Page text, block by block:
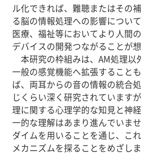
ル化できれば、難聴またはその
る脳の情報処理への影響につい
医療、福祉等においてより人間
デバイスの開発つながることが想
本研究の枠組みは、AM処理以
一般の感覚機能へ拡張すること
ば、両耳からの音の情報の統合
じくらい深く研究されています
理に関する心理学的な知見と神
一的な理解はあまり進んでいま
ダイムを用いることを通じ、こ
メカニズムを探ることをめざしま